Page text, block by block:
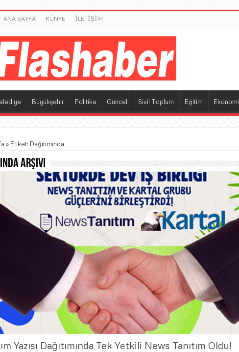
ANA SAYFA KÜNYE İLETİŞİM
Büyükşehir Politika Güncel Sivil Toplum Eğitim Ekonomi
» Etiket: Dağıtımında
Arşivi
Yazısı Dağıtımında Tek Yetkili News Tanıtım Oldu!